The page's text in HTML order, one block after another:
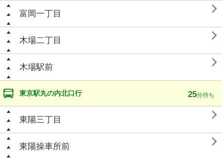
富岡一丁目 
木場二丁目 
木場駅前 
東京駅丸の内北口行 25分待ち
東陽三丁目 
東陽操車所前 